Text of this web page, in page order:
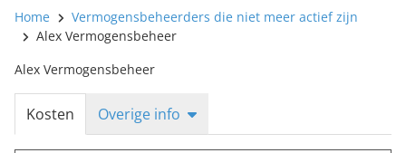
Home
Vermogensbeheerders die niet meer actief zijn
Alex Vermogensbeheer
Alex Vermogensbeheer
Kosten Overige info